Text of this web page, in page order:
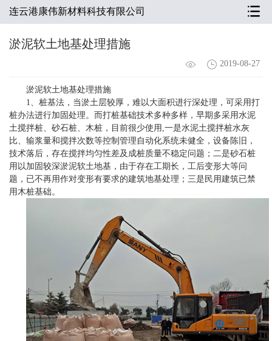
连云港康伟新材料科技有限公司
淤泥软土地基处理措施
2019-08-27
淤泥软土地基处理措施
1、桩基法，当淤土层较厚，难以大面积进行深处理，可采用打
桩办法进行加固处理。而打桩基础技术多种多样，早期多采用水泥
土搅拌桩、砂石桩、木桩，目前很少使用,一是水泥土搅拌桩水灰
比、输浆量和搅拌次数等控制管理自动化系统未健全，设备陈旧，
技术落后，存在搅拌均匀性差及成桩质量不稳定问题；二是砂石桩
用以加固较深淤泥软土地基，由于存在工期长，工后变形大等问
题，已不再用作对变形有要求的建筑地基处理；三是民用建筑已禁
用木桩基础。